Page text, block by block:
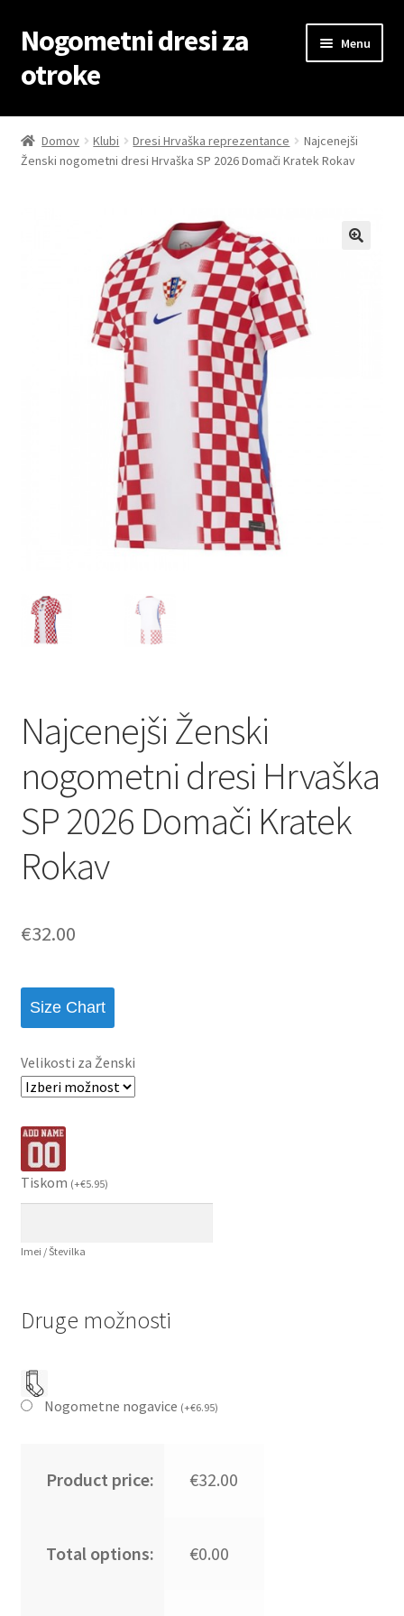
Skip
to
navigation
Skip
to
content
Nogometni dresi za
otroke
Menu
Domov
Blog
Zaključek nakupa
Domov Klubi Dresi Hrvaška reprezentance
Najcenejši
Ženski nogometni dresi Hrvaška SP 2026 Domači Kratek Rokav
Najcenejši Ženski
nogometni dresi Hrvaška
SP 2026 Domači Kratek
Rokav
€32.00
Size Chart
Velikosti za Ženski
Tiskom (+€5.95)
Imei / Številka
Druge možnosti
Nogometne nogavice (+€6.95)
Product price: €32.00
Total options: €0.00